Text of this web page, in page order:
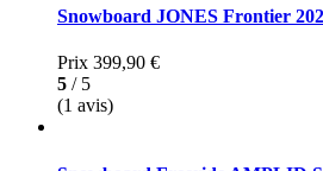
Snowboard JONES Frontier
Prix 399,90 €
5 / 5
(1 avis)